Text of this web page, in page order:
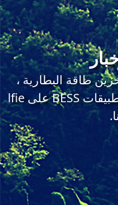
طاقة البطارية ،
وأحدث تقنيات البطاريات ، وتطبيقات BESS على lfie